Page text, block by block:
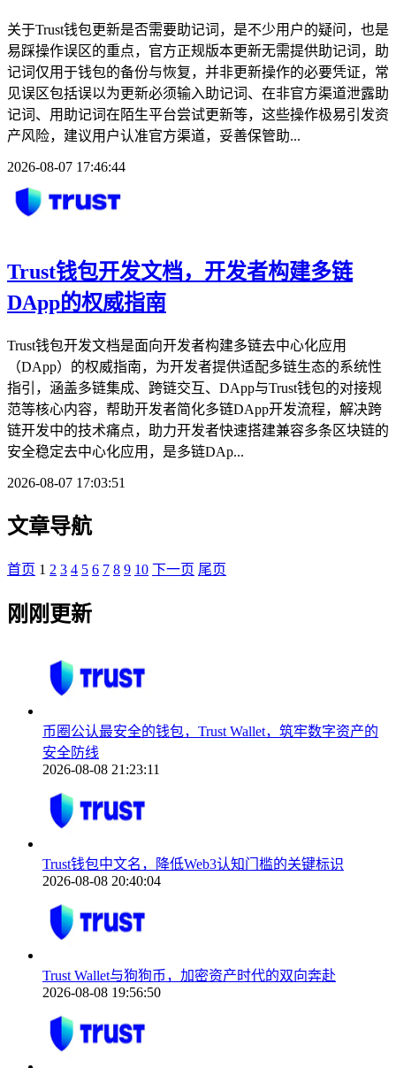
关于Trust钱包更新是否需要助记词，是不少用户的疑问，也是
易踩操作误区的重点，官方正规版本更新无需提供助记词，助
记词仅用于钱包的备份与恢复，并非更新操作的必要凭证，常
见误区包括误以为更新必须输入助记词、在非官方渠道泄露助
记词、用助记词在陌生平台尝试更新等，这些操作极易引发资
产风险，建议用户认准官方渠道，妥善保管助...
2026-08-07 17:46:44
Trust钱包开发文档，开发者构建多链
DApp的权威指南
Trust钱包开发文档是面向开发者构建多链去中心化应用
（DApp）的权威指南，为开发者提供适配多链生态的系统性
指引，涵盖多链集成、跨链交互、DApp与Trust钱包的对接规
范等核心内容，帮助开发者简化多链DApp开发流程，解决跨
链开发中的技术痛点，助力开发者快速搭建兼容多条区块链的
安全稳定去中心化应用，是多链DAp...
2026-08-07 17:03:51
文章导航
首页 1 2 3 4 5 6 7 8 9 10 下一页 尾页
刚刚更新
币圈公认最安全的钱包，Trust Wallet，筑牢数字资产的
安全防线
2026-08-08 21:23:11
Trust钱包中文名，降低Web3认知门槛的关键标识
2026-08-08 20:40:04
Trust Wallet与狗狗币，加密资产时代的双向奔赴
2026-08-08 19:56:50